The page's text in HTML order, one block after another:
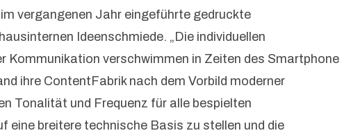
vergangenen Jahr eingeführte gedruckte
Ideenschmiede. „Die individuellen
Kommunikation verschwimmen in Zeiten des Smartphone
ihre ContentFabrik nach dem Vorbild moderner
Tonalität und Frequenz für alle bespielten
breitere technische Basis zu stellen und die